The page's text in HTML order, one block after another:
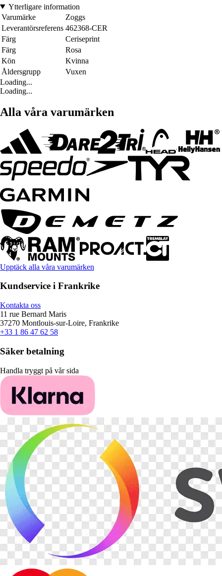
Ytterligare information
Varumärke
Zoggs
Leverantörsreferens 462368-CER
Färg
Ceriseprint
Färg
Rosa
Kön
Kvinna
Åldersgrupp
Vuxen
Loading...
Loading...
Alla våra varumärken
Upptäck alla våra varumärken
Kundservice i Frankrike
Kontakta oss
11 rue Bernard Maris
37270 Montlouis-sur-Loire, Frankrike
+33 1 86 47 62 58
Säker betalning
Handla tryggt på vår sida